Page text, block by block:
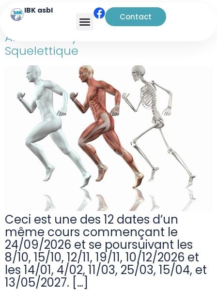
IBK asbl
Contact
Anatomie Système Musculo-
Squelettique
Ceci est une des 12 dates d’un
même cours commençant le
24/09/2026 et se poursuivant les
8/10, 15/10, 12/11, 19/11, 10/12/2026 et
les 14/01, 4/02, 11/03, 25/03, 15/04, et
13/05/2027. […]